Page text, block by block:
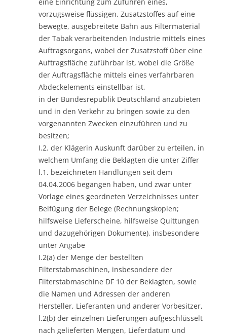
vorzugsweise flüssigen, Zusatzstoffes auf eine
bewegte, ausgebreitete Bahn aus Filtermaterial
der Tabak verarbeitenden Industrie mittels eines
Auftragsorgans, wobei der Zusatzstoff über eine
Auftragsfläche zuführbar ist, wobei die Größe
der Auftragsfläche mittels eines verfahrbaren
Abdeckelements einstellbar ist,
in der Bundesrepublik Deutschland anzubieten
und in den Verkehr zu bringen sowie zu den
vorgenannten Zwecken einzuführen und zu
besitzen;
I.2. der Klägerin Auskunft darüber zu erteilen, in
welchem Umfang die Beklagten die unter Ziffer
l.1. bezeichneten Handlungen seit dem
04.04.2006 begangen haben, und zwar unter
Vorlage eines geordneten Verzeichnisses unter
Beifügung der Belege (Rechnungskopien;
hilfsweise Lieferscheine, hilfsweise Quittungen
und dazugehörigen Dokumente), insbesondere
unter Angabe
I.2(a) der Menge der bestellten
Filterstabmaschinen, insbesondere der
Filterstabmaschine DF 10 der Beklagten, sowie
die Namen und Adressen der anderen
Hersteller, Lieferanten und anderer Vorbesitzer,
l.2(b) der einzelnen Lieferungen aufgeschlüsselt
nach gelieferten Mengen, Lieferdatum und